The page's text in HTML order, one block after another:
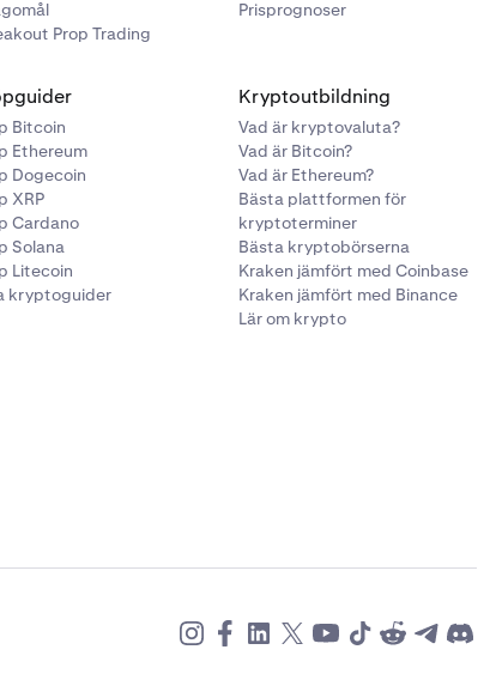
Prop Trading
Prisprognoser
Bitcoin
Ethereum
Dogecoin
XRP
Cardano
Solana
Litecoin
kryptoguider
Kryptoutbildning
Vad är kryptovaluta?
Vad är Bitcoin?
Vad är Ethereum?
Bästa plattformen för
kryptoterminer
Bästa kryptobörserna
Kraken jämfört med Coinbase
Kraken jämfört med Binance
Lär om krypto